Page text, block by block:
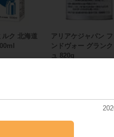
ルク 北海道
アリアケジャパン フ
ンドヴォー グランク
ュ 820g